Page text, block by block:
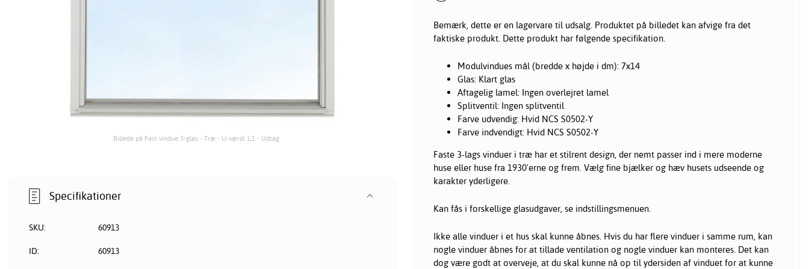
Billede på Fast vindue 3-glas - Træ - U-værdi 1,1 - Udtag
Bemærk, dette er en lagervare til udsalg. Produktet på billedet kan afvige fra det
faktiske produkt. Dette produkt har følgende specifikation.
Modulvindues mål (bredde x højde i dm): 7x14
Glas: Klart glas
Aftagelig lamel: Ingen overlejret lamel
Splitventil: Ingen splitventil
Farve udvendig: Hvid NCS S0502-Y
Farve indvendigt: Hvid NCS S0502-Y
Faste 3-lags vinduer i træ har et stilrent design, der nemt passer ind i mere moderne
huse eller huse fra 1930'erne og frem. Vælg fine bjælker og hæv husets udseende og
karakter yderligere.
Kan fås i forskellige glasudgaver, se indstillingsmenuen.
Ikke alle vinduer i et hus skal kunne åbnes. Hvis du har flere vinduer i samme rum, kan
nogle vinduer åbnes for at tillade ventilation og nogle vinduer kan monteres. Det kan
dog være godt at overveje, at du skal kunne nå op til ydersiden af vinduet for at kunne
Specifikationer
SKU: 60913
ID: 60913